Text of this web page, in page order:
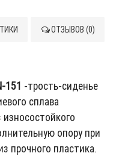
ОТЗЫВОВ (0)
151 -трость-сиденье
сплава
износостойкого
опору при
прочного пластика.